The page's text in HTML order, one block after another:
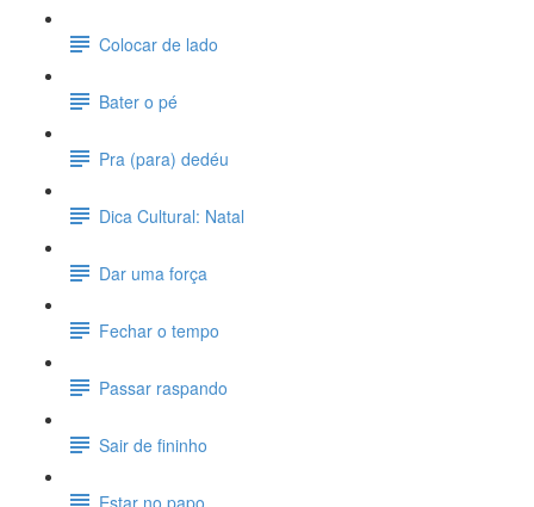
Colocar de lado
Bater o pé
Pra (para) dedéu
Dica Cultural: Natal
Dar uma força
Fechar o tempo
Passar raspando
Sair de fininho
Estar no papo